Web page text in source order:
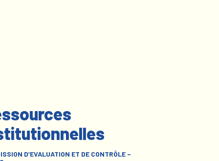
D’EVALUATION ET DE CONTRÔLE –